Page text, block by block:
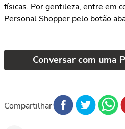
físicas. Por gentileza, entre em
Personal Shopper pelo botão
Conversar com uma
Compartilhar